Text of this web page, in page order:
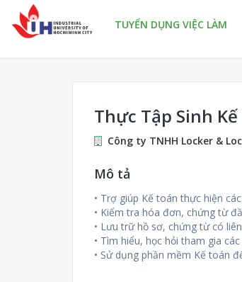
TUYỂN DỤNG VIỆC LÀM
Thực Tập Sinh
Công ty TNHH Locker &
Mô tả
• Trợ giúp Kế toán thực hiện
• Kiểm tra hóa đơn, chứng từ
• Lưu trữ hồ sơ, chứng từ có
• Tìm hiểu, học hỏi tham gia
• Sử dụng phần mềm Kế toán